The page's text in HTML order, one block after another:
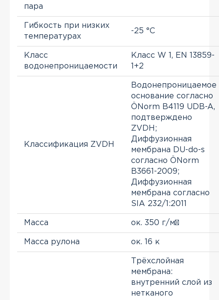
пара
Гибкость при низких
температурах
-25 °C
Класс
водонепроницаемости
Класс W 1, EN 13859-
1+2
Классификация ZVDH
Водонепроницаемое
основание согласно
ÖNorm B4119 UDB-A,
подтверждено
ZVDH;
Диффузионная
мембрана DU-do-s
согласно ÖNorm
B3661-2009;
Диффузионная
мембрана согласно
SIA 232/1:2011
Масса ок. 350 г/м²
Масса рулона ок. 16 к
Трёхслойная
мембрана:
внутренний слой из
нетканого